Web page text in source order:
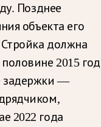
Позднее
объекта его
должна
2015
задержки —
2022 года